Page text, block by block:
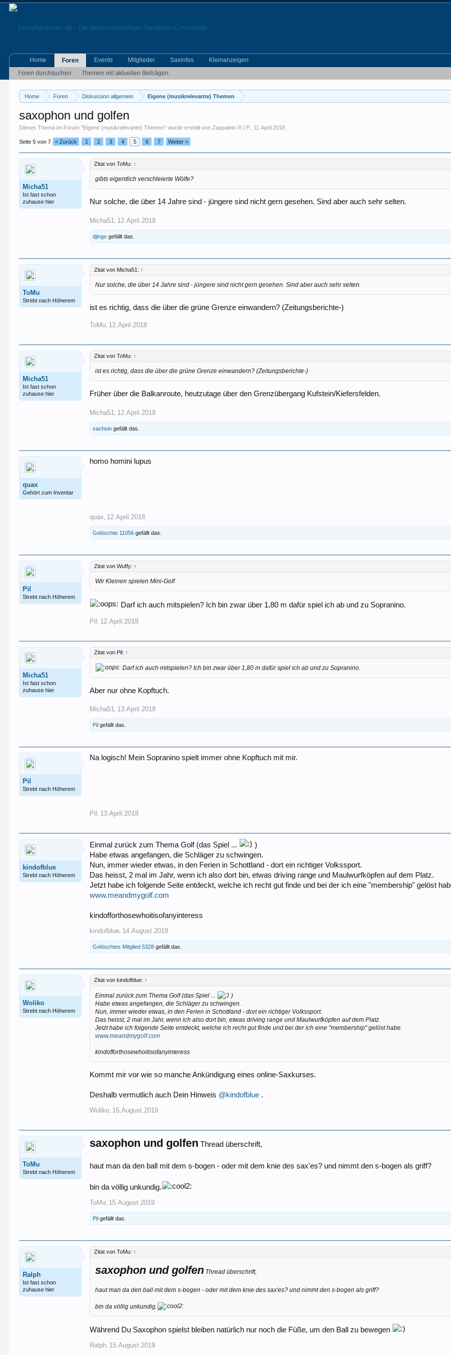
Home Foren Diskussion allgemein Eigene (musikrelevante) Themen
saxophon und golfen
Dieses Thema im Forum "Eigene (musikrelevante) Themen" wurde erstellt vonZappalein R.I.P. 11.April.2018
Seite 5 von 7 < Zurück 1 2 3 4 5 6 7 Weiter >
Micha51
Ist fast schon
zuhause hier
Zitat von ToMu: ↑
gibts eigentlich verschleierte Wölfe?
Nur solche, die über 14 Jahre sind - jüngere sind nicht gern gesehen. Sind aber auch sehr selten.
Micha51 12.April.2018
djings gefällt das.
ToMu
Strebt nach Höherem
Zitat von Micha51: ↑
Nur solche, die über 14 Jahre sind - jüngere sind nicht gern gesehen. Sind aber auch sehr selten.
ist es richtig, dass die über die grüne Grenze einwandern? (Zeitungsberichte-)
ToMu 12.April.2018
Micha51
Ist fast schon
zuhause hier
Zitat von ToMu: ↑
ist es richtig, dass die über die grüne Grenze einwandern? (Zeitungsberichte-)
Früher über die Balkanroute, heutzutage über den Grenzübergang Kufstein/Kiefersfelden.
Micha51 12.April.2018
sachsin gefällt das.
quax
Gehört zum Inventar
homo homini lupus
quax 12.April.2018
Gelöschte 11056 gefällt das.
Pil
Strebt nach Höherem
Zitat von Wuffy: ↑
Wir Kleinen spielen Mini-Golf
Darf ich auch mitspielen? Ich bin zwar über 1,80 m dafür spiel ich ab und zu Sopranino.
Pil 12.April.2018
Micha51
Ist fast schon
zuhause hier
Zitat von Pil: ↑
Darf ich auch mitspielen? Ich bin zwar über 1,80 m dafür spiel ich ab und zu Sopranino.
Aber nur ohne Kopftuch.
Micha51 13.April.2018
Pil gefällt das.
Pil
Strebt nach Höherem
Na logisch! Mein Sopranino spielt immer ohne Kopftuch mit mir.
Pil 13.April.2018
kindofblue
Strebt nach Höherem
Einmal zurück zum Thema Golf (das Spiel ...
)
Habe etwas angefangen, die Schläger zu schwingen.
Nun, immer wieder etwas, in den Ferien in Schottland - dort ein richtiger Volkssport.
Das heisst, 2 mal im Jahr, wenn ich also dort bin, etwas driving range und Maulwurfköpfen auf dem Platz.
Jetzt habe ich folgende Seite entdeckt, welche ich recht gut finde und bei der ich eine "membership" gelöst
www.meandmygolf.com
kindofforthosewhoitisofanyinteress
kindofblue 14.August.2019
Gelöschtes Mitglied 5328 gefällt das.
Woliko
Strebt nach Höherem
Zitat von kindofblue: ↑
Einmal zurück zum Thema Golf (das Spiel ...
)
Habe etwas angefangen, die Schläger zu schwingen.
Nun, immer wieder etwas, in den Ferien in Schottland - dort ein richtiger Volkssport.
Das heisst, 2 mal im Jahr, wenn ich also dort bin, etwas driving range und Maulwurfköpfen auf dem Platz.
Jetzt habe ich folgende Seite entdeckt, welche ich recht gut finde und bei der ich eine "membership" gelöst habe.
www.meandmygolf.com
kindofforthosewhoitisofanyinteress
Kommt mir vor wie so manche Ankündigung eines online-Saxkurses.
Deshalb vermutlich auch Dein Hinweis @kindofblue .
Woliko 15.August.2019
ToMu
Strebt nach Höherem
saxophon und golfen Thread überschrift,
haut man da den ball mit dem s-bogen - oder mit dem knie des sax'es? und nimmt den s-bogen als griff?
bin da völlig unkundig.
ToMu 15.August.2019
Pil gefällt das.
Ralph
Ist fast schon
zuhause hier
Zitat von ToMu: ↑
saxophon und golfen Thread überschrift,
haut man da den ball mit dem s-bogen - oder mit dem knie des sax'es? und nimmt den s-bogen als griff?
bin da völlig unkundig.
Während Du Saxophon spielst bleiben natürlich nur noch die Füße, um den Ball zu bewegen
Ralph 15.August.2019
Home
Foren
Foren durchsuchen
Themen mit aktuellen Beiträgen
Events Mitglieder Saxinfos Kleinanzeigen